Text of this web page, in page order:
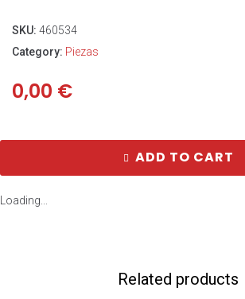
SKU: 460534
Category: Piezas
0,00 €
ADD TO CART
Loading...
Related products